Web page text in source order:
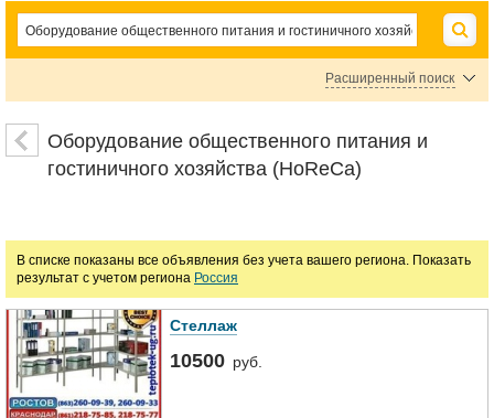
Расширенный поиск
ЦенаОборудование общественного питания и
гостиничного хозяйства (HoReCa)
В списке показаны все объявления без учета вашего региона. Показать
результат с учетом региона Россия
Стеллаж
10500 руб.